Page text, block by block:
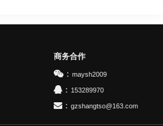
商务合作
： maysh2009
： 153289970
： gzshangtso@163.com